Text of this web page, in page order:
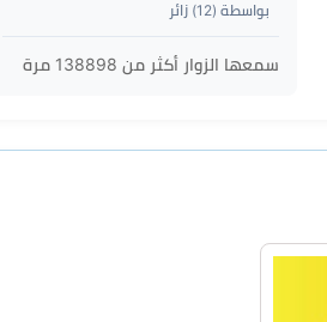
بواسطة (12) زائر
سمعها الزوار أكثر من 138898 مرة